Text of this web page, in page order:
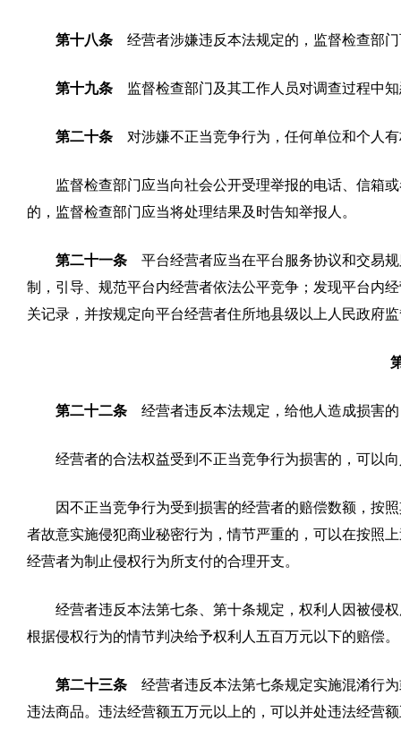
第十八条 经营者涉嫌违反本法规定的，监督检查部
第十九条 监督检查部门及其工作人员对调查过程中
第二十条 对涉嫌不正当竞争行为，任何单位和个人
监督检查部门应当向社会公开受理举报的电话、信箱
的，监督检查部门应当将处理结果及时告知举报人。
第二十一条 平台经营者应当在平台服务协议和交易
制，引导、规范平台内经营者依法公平竞争；发现平台内
关记录，并按规定向平台经营者住所地县级以上人民政府
第二十二条 经营者违反本法规定，给他人造成损害
经营者的合法权益受到不正当竞争行为损害的，可以
因不正当竞争行为受到损害的经营者的赔偿数额，按
者故意实施侵犯商业秘密行为，情节严重的，可以在按照
经营者为制止侵权行为所支付的合理开支。
经营者违反本法第七条、第十条规定，权利人因被侵
根据侵权行为的情节判决给予权利人五百万元以下的赔偿。
第二十三条 经营者违反本法第七条规定实施混淆行
违法商品。违法经营额五万元以上的，可以并处违法经营